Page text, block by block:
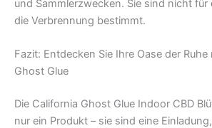
und Sammlerzwecken. Sie sind nicht für
die Verbrennung bestimmt.
Fazit: Entdecken Sie Ihre Oase der Ruhe
Ghost Glue
Die California Ghost Glue Indoor CBD
nur ein Produkt – sie sind eine